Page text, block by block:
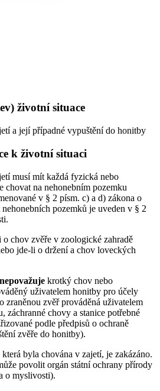
životní situace
a její případné vypuštění do honitby
k životní situaci
musí mít každá fyzická nebo
chovat na nehonebním pozemku
v § 2 písm. c) a d) zákona o
pozemků je uveden v § 2
o chov zvěře v zoologické zahradě
jde-li o držení a chov loveckých
krotký chov nebo
uživatelem honitby pro účely
zraněnou zvěř prováděná uživatelem
záchranné chovy a stanice potřebné
podle předpisů o ochraně
zvěře do honitby).
byla chována v zajetí, je zakázáno.
povolit orgán státní ochrany přírody
o myslivosti).